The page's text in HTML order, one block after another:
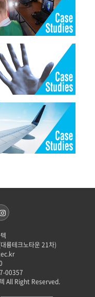
륭테크노타운 21차)
00357
All Right Reserved.